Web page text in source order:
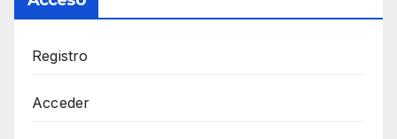
Registro
Acceder